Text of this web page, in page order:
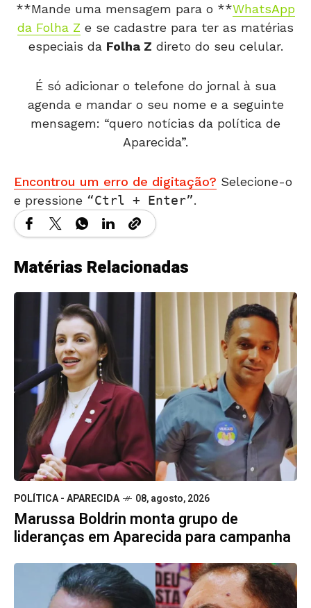
**Mande uma mensagem para o **WhatsApp
da Folha Z e se cadastre para ter as matérias
especiais da Folha Z direto do seu celular.
É só adicionar o telefone do jornal à sua
agenda e mandar o seu nome e a seguinte
mensagem: “quero notícias da política de
Aparecida”.
Encontrou um erro de digitação? Selecione-o
e pressione
Ctrl + Enter .
Matérias Relacionadas
POLÍTICA - APARECIDA 08, agosto, 2026
Marussa Boldrin monta grupo de
lideranças em Aparecida para campanha